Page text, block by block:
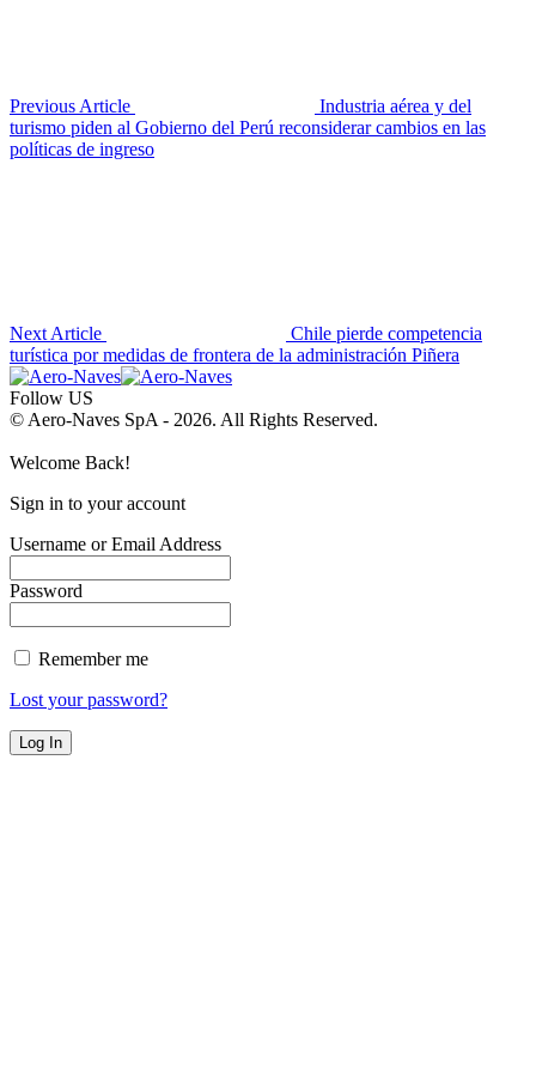
Previous Article
Industria aérea y del
turismo piden al Gobierno del Perú reconsiderar cambios en las
políticas de ingreso
Next Article
Chile pierde competencia
turística por medidas de frontera de la administración Piñera
Follow US
© Aero-Naves SpA - 2026. All Rights Reserved.
Welcome Back!
Sign in to your account
Username or Email Address
Password
Remember me
Lost your password?